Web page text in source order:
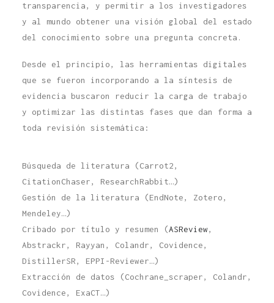
transparencia, y permitir a los investigadores
y al mundo obtener una visión global del estado
del conocimiento sobre una pregunta concreta.
Desde el principio, las herramientas digitales
que se fueron incorporando a la síntesis de
evidencia buscaron reducir la carga de trabajo
y optimizar las distintas fases que dan forma a
toda revisión sistemática:
Búsqueda de literatura (Carrot2,
CitationChaser, ResearchRabbit…)
Gestión de la literatura (EndNote, Zotero,
Mendeley…)
Cribado por título y resumen (ASReview,
Abstrackr, Rayyan, Colandr, Covidence,
DistillerSR, EPPI-Reviewer…)
Extracción de datos (Cochrane_scraper, Colandr,
Covidence, ExaCT…)